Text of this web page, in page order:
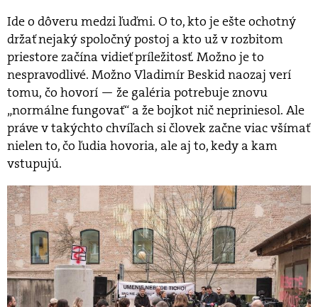
Ide o dôveru medzi ľuďmi. O to, kto je ešte ochotný
držať nejaký spoločný postoj a kto už v rozbitom
priestore začína vidieť príležitosť. Možno je to
nespravodlivé. Možno Vladimír Beskid naozaj verí
tomu, čo hovorí — že galéria potrebuje znovu
„normálne fungovať“ a že bojkot nič nepriniesol. Ale
práve v takýchto chvíľach si človek začne viac všímať
nielen to, čo ľudia hovoria, ale aj to, kedy a kam
vstupujú.